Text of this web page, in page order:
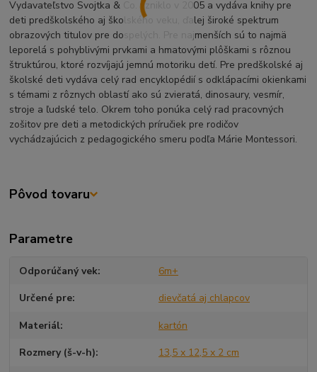
Vydavateľstvo Svojtka & Co. vzniklo v 2005 a vydáva knihy pre
deti predškolského aj školského veku, ďalej široké spektrum
obrazových titulov pre dospelých. Pre najmenších sú to najmä
leporelá s pohyblivými prvkami a hmatovými plôškami s rôznou
štruktúrou, ktoré rozvíjajú jemnú motoriku detí. Pre predškolské aj
školské deti vydáva celý rad encyklopédií s odklápacími okienkami
s témami z rôznych oblastí ako sú zvieratá, dinosaury, vesmír,
stroje a ľudské telo. Okrem toho ponúka celý rad pracovných
zošitov pre deti a metodických príručiek pre rodičov
vychádzajúcich z pedagogického smeru podľa Márie Montessori.
Pôvod tovaru
Parametre
Odporúčaný vek 6m+
Určené pre dievčatá aj chlapcov
Materiál kartón
Rozmery (š-v-h) 13,5 x 12,5 x 2 cm